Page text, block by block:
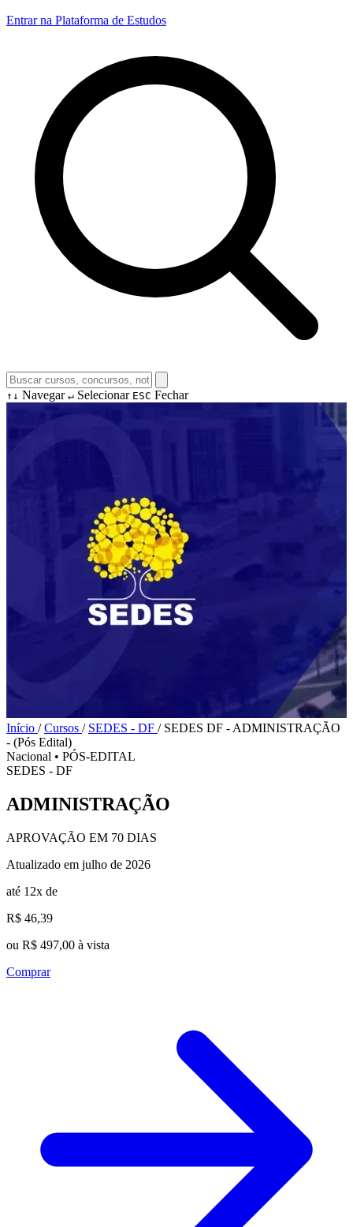
Entrar na Plataforma de Estudos
↑↓ Navegar ↵ Selecionar ESC Fechar
Início / Cursos / SEDES - DF / SEDES DF - ADMINISTRAÇÃO
- (Pós Edital)
Nacional • PÓS-EDITAL
SEDES - DF
ADMINISTRAÇÃO
APROVAÇÃO EM 70 DIAS
Atualizado em julho de 2026
até 12x de
R$ 46,39
ou R$ 497,00 à vista
Comprar